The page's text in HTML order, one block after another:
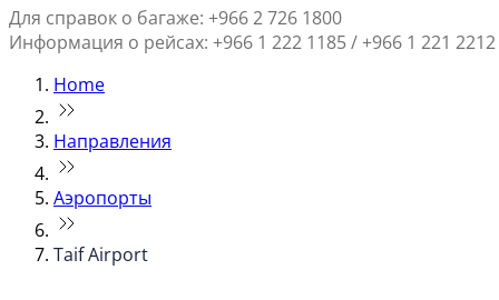
Для справок о багаже: +966 2 726 1800
Информация о рейсах: +966 1 222 1185 / +966 1 221 2212
Home
Направления
Аэропорты
Taif Airport